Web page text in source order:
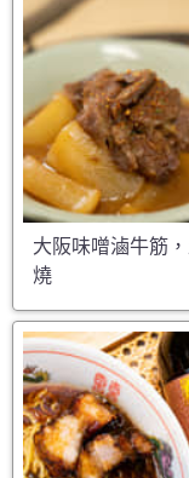
大阪味噌滷牛筋
燒